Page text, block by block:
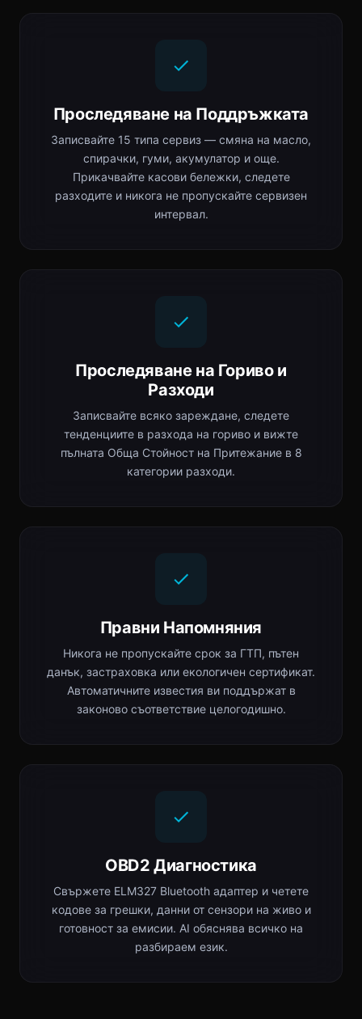
Проследяване на Поддръжката
Записвайте 15 типа сервиз — смяна на масло,
спирачки, гуми, акумулатор и още.
Прикачвайте касови бележки, следете
разходите и никога не пропускайте сервизен
интервал.
Проследяване на Гориво и
Разходи
Записвайте всяко зареждане, следете
тенденциите в разхода на гориво и вижте
пълната Обща Стойност на Притежание в 8
категории разходи.
Правни Напомняния
Никога не пропускайте срок за ГТП, пътен
данък, застраховка или екологичен сертификат.
Автоматичните известия ви поддържат в
законово съответствие целогодишно.
OBD2 Диагностика
Свържете ELM327 Bluetooth адаптер и четете
кодове за грешки, данни от сензори на живо и
готовност за емисии. AI обяснява всичко на
разбираем език.